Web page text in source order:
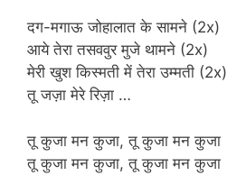
दग-मगाऊ जोहालात के सामने (2x)
आये तेरा तसववुर मुजे थामने (2x)
मेरी खुश किस्मती में तेरा उम्मती (2x)
तू जज़ा मेरे रिज़ा …
तू कुजा मन कुजा, तू कुजा मन कुजा
तू कुजा मन कुजा, तू कुजा मन कुजा